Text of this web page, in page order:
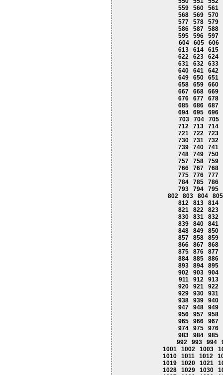
559
560
561
568
569
570
577
578
579
586
587
588
595
596
597
604
605
606
613
614
615
622
623
624
631
632
633
640
641
642
649
650
651
658
659
660
667
668
669
676
677
678
685
686
687
694
695
696
703
704
705
712
713
714
721
722
723
730
731
732
739
740
741
748
749
750
757
758
759
766
767
768
775
776
777
784
785
786
793
794
795
802
803 804
805
812
813
814
821
822
823
830
831
832
839
840
841
848
849
850
857
858
859
866
867
868
875
876
877
884
885
886
893
894
895
902
903
904
911
912 913
920
921
922
929
930
931
938
939
940
947
948
949
956
957
958
965
966
967
974
975
976
983
984
985
992
993 994
1001
1002 1003
1010
1011 1012
1019
1020 1021
1028
1029 1030